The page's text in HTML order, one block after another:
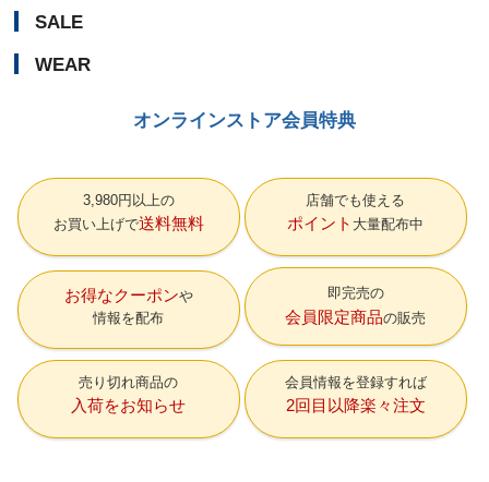
SALE
WEAR
オンラインストア会員特典
3,980円以上の
お買い上げで送料無料
店舗でも使える
ポイント 大量配布中
お得なクーポン
情報を配布
即完売の
会員限定商品の販売
売り切れ商品の
入荷をお知らせ
会員情報を登録すれば
2回目以降楽々注文